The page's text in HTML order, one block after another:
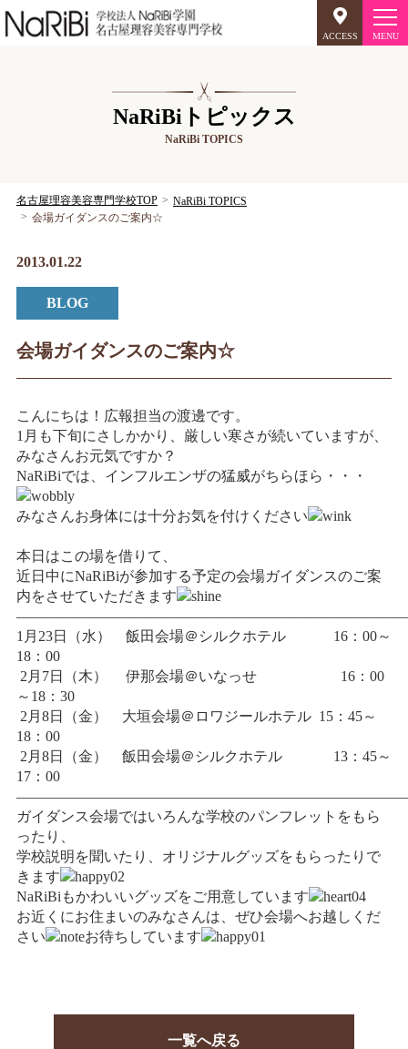
ACCESS
オープンキャンパス
NaRiBiのミリョク
キャンパスライフ
就職について
情報公開
学生・保護者向け
一般サロン向け
後援会向け
学校情報
よくある質問
サイトマップ
お問合わせ 資料請求
NaRiBiトピックス
NaRiBi TOPICS
名古屋理容美容専門学校TOP
NaRiBi TOPICS
会場ガイダンスのご案内☆
2013.01.22
BLOG
会場ガイダンスのご案内☆
こんにちは！広報担当の渡邊です。
1月も下旬にさしかかり、厳しい寒さが続いていますが、
みなさんお元気ですか？
NaRiBiでは、インフルエンザの猛威がちらほら・・・
みなさんお身体には十分お気を付けください
本日はこの場を借りて、
近日中にNaRiBiが参加する予定の会場ガイダンスのご案
内をさせていただきます
1月23日（水） 飯田会場＠シルクホテル 16：00～
18：00
2月7日（木） 伊那会場＠いなっせ 16：00
～18：30
2月8日（金） 大垣会場＠ロワジールホテル 15：45～
18：00
2月8日（金） 飯田会場＠シルクホテル 13：45～
17：00
ガイダンス会場ではいろんな学校のパンフレットをもら
ったり、
学校説明を聞いたり、オリジナルグッズをもらったりで
きます
NaRiBiもかわいいグッズをご用意しています
お近くにお住まいのみなさんは、ぜひ会場へお越しくだ
さい
お待ちしています
一覧へ戻る